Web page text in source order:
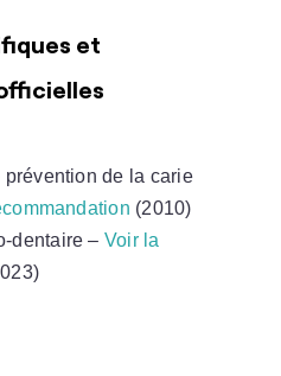
et
de la carie
(2010)
dentaire – Voir la